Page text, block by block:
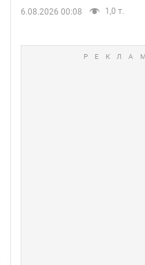
помещениям
6.08.2026 00:08 1,0 т.